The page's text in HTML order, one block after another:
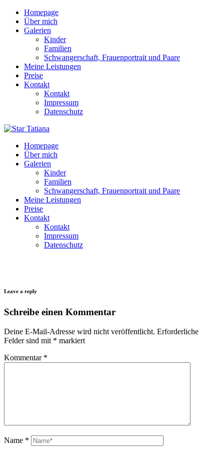
Homepage
Über mich
Galerien
Kinder
Familien
Schwangerschaft, Frauenportrait und Paare
Meine Leistungen
Preise
Kontakt
Kontakt
Impressum
Datenschutz
Homepage
Über mich
Galerien
Kinder
Familien
Schwangerschaft, Frauenportrait und Paare
Meine Leistungen
Preise
Kontakt
Kontakt
Impressum
Datenschutz
Leave a reply
Schreibe einen Kommentar
Deine E-Mail-Adresse wird nicht veröffentlicht. Erforderliche
Felder sind mit * markiert
Kommentar *
Name *